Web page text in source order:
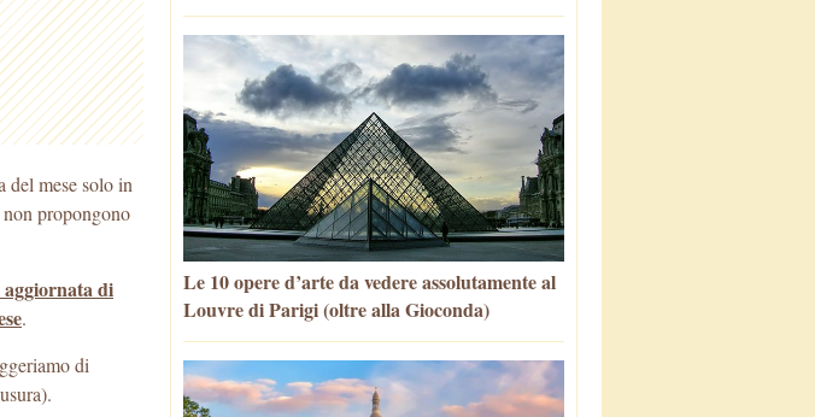
del mese solo in
propongono
aggiornata di
.
di
Le 10 opere d’arte da vedere assolutamente al
Louvre di Parigi (oltre alla Gioconda)